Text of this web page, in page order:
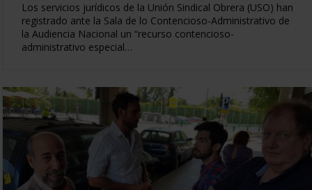
Los servicios jurídicos de la Unión Sindical Obrera (USO) han
registrado ante la Sala de lo Contencioso-Administrativo de
la Audiencia Nacional un “recurso contencioso-
administrativo especial…